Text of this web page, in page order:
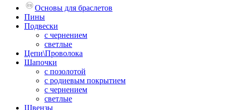
Основы для браслетов
Пины
Подвески
с чернением
светлые
Цепи\Проволока
Шапочки
с позолотой
с родиевым покрытием
с чернением
светлые
Швензы